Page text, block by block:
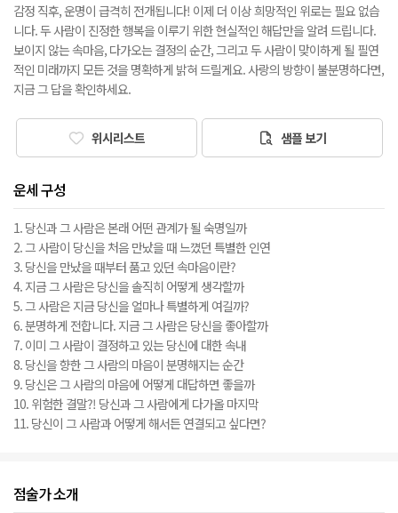
감정 직후, 운명이 급격히 전개됩니다! 이제 더 이상 희망적인 위로는 필요 없습
니다. 두 사람이 진정한 행복을 이루기 위한 현실적인 해답만을 알려 드립니다.
보이지 않는 속마음, 다가오는 결정의 순간, 그리고 두 사람이 맞이하게 될 필연
적인 미래까지 모든 것을 명확하게 밝혀 드릴게요. 사랑의 방향이 불분명하다면,
지금 그 답을 확인하세요.
위시리스트 샘플 보기
운세 구성
1. 당신과 그 사람은 본래 어떤 관계가 될 숙명일까
2. 그 사람이 당신을 처음 만났을 때 느꼈던 특별한 인연
3. 당신을 만났을 때부터 품고 있던 속마음이란?
4. 지금 그 사람은 당신을 솔직히 어떻게 생각할까
5. 그 사람은 지금 당신을 얼마나 특별하게 여길까?
6. 분명하게 전합니다. 지금 그 사람은 당신을 좋아할까
7. 이미 그 사람이 결정하고 있는 당신에 대한 속내
8. 당신을 향한 그 사람의 마음이 분명해지는 순간
9. 당신은 그 사람의 마음에 어떻게 대답하면 좋을까
10. 위험한 결말?! 당신과 그 사람에게 다가올 마지막
11. 당신이 그 사람과 어떻게 해서든 연결되고 싶다면?
점술가 소개